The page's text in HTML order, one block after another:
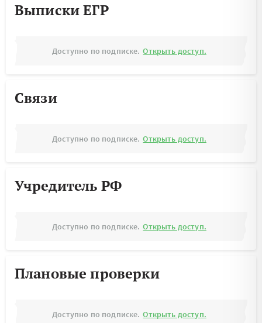
Выписки ЕГР
Доступно по подписке. Открыть доступ.
Связи
Доступно по подписке. Открыть доступ.
Учредитель РФ
Доступно по подписке. Открыть доступ.
Плановые проверки
Доступно по подписке. Открыть доступ.